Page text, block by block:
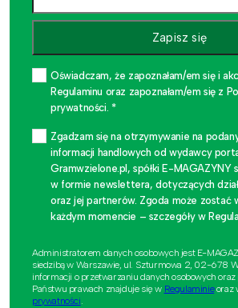
Zapisz się
Oświadczam, że zapoznałam/em się i
Regulaminu oraz zapoznałam/em się z
prywatności. *
Zgadzam się na otrzymywanie na
informacji handlowych od wydawcy
Gramwzielone.pl, spółki E-MAGAZYNY
w formie newslettera, dotyczących
oraz jej partnerów. Zgoda może zostać
każdym momencie – szczegóły w
Administratorem danych osobowych jest E-
siedzibą w Warszawie, ul. Szturmowa 2, 02-678
informacji o przetwarzaniu danych osobowych oraz
Państwu prawach znajduje się w Regulaminieoraz
prywatności.